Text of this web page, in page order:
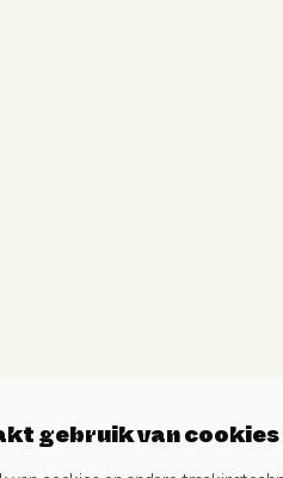
gebruik van cookies